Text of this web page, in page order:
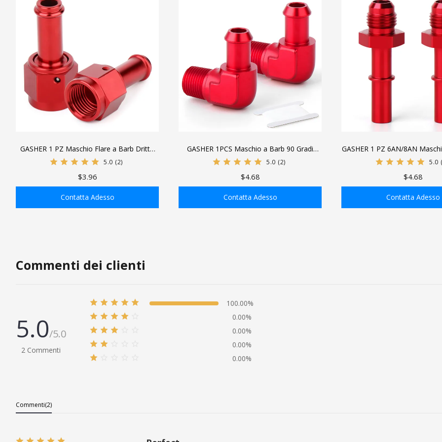
GASHER 1 PZ Maschio Flare a Barb Dritto
Girevole Raccordo Tubo Carburante
Anodizzato
5.0 (2)
$3.96
Contatta Adesso
GASHER 1PCS Maschio a Barb 90 Gradi
Raccordo Tubo Carburante Adattatore Lega
5.0 (2)
$4.68
Contatta Adesso
GASHER 1 PZ 6AN/8AN
Quick Disconnect Maschio
Anodizzato Rosso
5.0
$4.68
Contatta Adesso
Commenti dei clienti
5.0/5.0
2 Commenti
100.00%
0.00%
0.00%
0.00%
0.00%
Commenti(2)